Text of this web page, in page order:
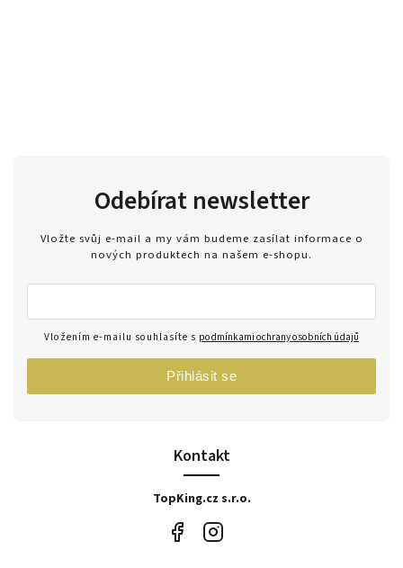
Kontakt
TopKing.cz s.r.o.
Odebírat newsletter
Vložte svůj e-mail a my vám budeme zasílat informace o
nových produktech na našem e-shopu.
Vložením e-mailu souhlasíte s podmínkami ochrany osobních údajů
Přihlásit se